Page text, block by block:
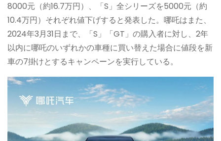
8000元（約16.7万円）、「S」全シリーズを5000元（約
10.4万円）それぞれ値下げすると発表した。哪吒はまた、
2024年3月31日まで、「S」「GT」の購入者に対し、2年
以内に哪吒のいずれかの車種に買い替えた場合に値段を新
車の7掛けとするキャンペーンを実行している。